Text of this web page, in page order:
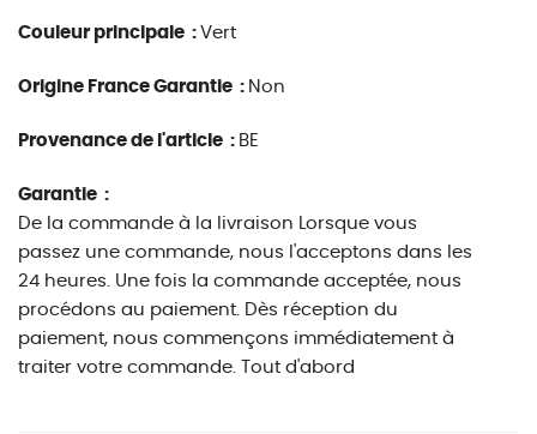
Couleur principale : Vert
Origine France Garantie : Non
Provenance de l'article : BE
Garantie :
De la commande à la livraison Lorsque vous
passez une commande, nous l'acceptons dans les
24 heures. Une fois la commande acceptée, nous
procédons au paiement. Dès réception du
paiement, nous commençons immédiatement à
traiter votre commande. Tout d'abord